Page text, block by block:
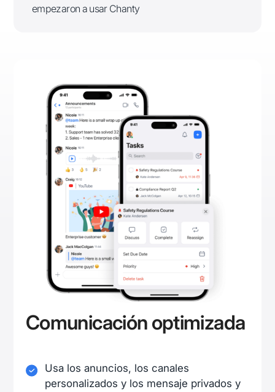
empezaron a usar Chanty
Comunicación optimizada
Usa los anuncios, los canales
personalizados y los mensaje privados y